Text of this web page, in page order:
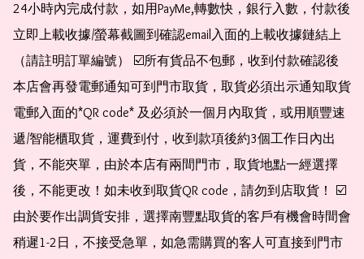
24小時內完成付款，如用PayMe,轉數快，銀行入數，付款後
立即上載收據/螢幕截圖到確認email入面的上載收據鏈結上
（請註明訂單編號） ☑️所有貨品不包郵，收到付款確認後
本店會再發電郵通知可到門市取貨，取貨必須出示通知取貨
電郵入面的*QR code* 及必須於一個月內取貨，或用順豐速
遞/智能櫃取貨，運費到付，收到款項後約3個工作日內出
貨，不能夾單，由於本店有兩間門市，取貨地點一經選擇
後，不能更改！如未收到取貨QR code，請勿到店取貨！ ☑️
由於要作出調貨安排，選擇南豐點取貨的客戶有機會時間會
稍遲1-2日，不接受急單，如急需購買的客人可直接到門市